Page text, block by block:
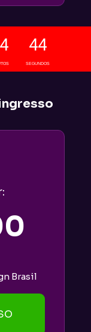
SEGUNDOS
43
Brasil